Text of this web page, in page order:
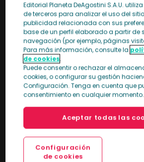
Editorial Planeta DeAgostini S.A.U.
de terceros para analizar el uso del
publicidad relacionada con sus
base de un perfil elaborado a partir de
navegación (por ejemplo, páginas
Para más información, consulte la
de cookies.
Puede consentir o rechazar el
cookies, o configurar su gestión
Configuración. Tenga en cuenta que
consentimiento en cualquier momento.
Aceptar todas las
Configuración
de cookies